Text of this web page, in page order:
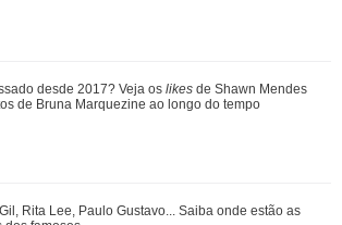
sobre a bariátrica e a evolução do corpo de Jojo
Siebert organiza festa surpresa para Rafaella
desde 2017? Veja os likes de Shawn Mendes
de Bruna Marquezine ao longo do tempo
Rita Lee, Paulo Gustavo... Saiba onde estão as